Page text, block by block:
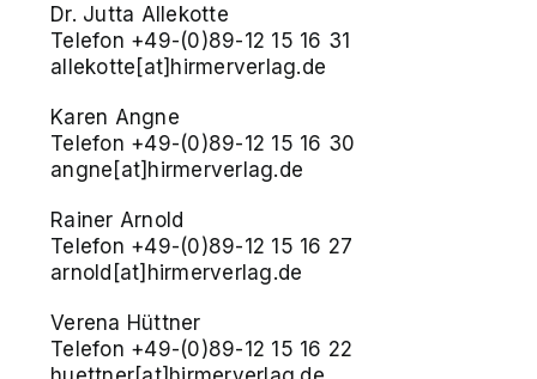
Dr. Jutta Allekotte
Telefon +49-(0)89-12 15 16 31
allekotte[at]hirmerverlag.de
Karen Angne
Telefon +49-(0)89-12 15 16 30
angne[at]hirmerverlag.de
Rainer Arnold
Telefon +49-(0)89-12 15 16 27
arnold[at]hirmerverlag.de
Verena Hüttner
Telefon +49-(0)89-12 15 16 22